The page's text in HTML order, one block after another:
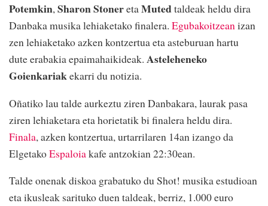
Potemkin,Sharon StoneretaMutedtaldeak heldu dira
Danbaka musika lehiaketako finalera. Egubakoitzeanizan
zen lehiaketako azken kontzertua eta asteburuan hartu
dute erabakia epaimahaikideak. Asteleheneko
Goienkariakekarri du notizia.
Oñatiko lau talde aurkeztu ziren Danbakara, laurak pasa
ziren lehiaketara eta horietatik bi finalera heldu dira.
Finala, azken kontzertua, urtarrilaren 14an izango da
ElgetakoEspaloiakafe antzokian 22:30ean.
Talde onenak diskoa grabatuko du Shot! musika estudioan
eta ikusleak sarituko duen taldeak, berriz, 1.000 euro